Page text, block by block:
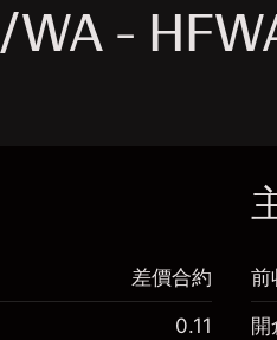
-
差價合約
0.11
前
開